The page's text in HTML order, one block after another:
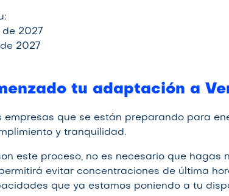
de 2027
2027
tu adaptación a
empresas que se están preparando para
y tranquilidad.
este proceso, no es necesario que hagas
evitar concentraciones de última
que ya estamos poniendo a tu